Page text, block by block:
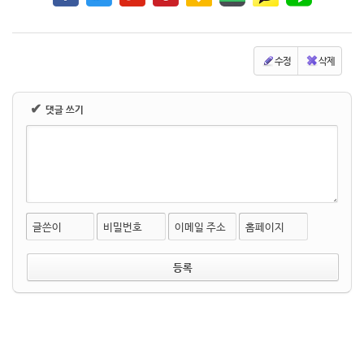
수정 삭제
✔ 댓글 쓰기
글쓴이 비밀번호 이메일 주소 홈페이지